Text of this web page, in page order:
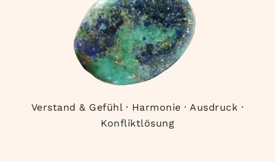
Verstand & Gefühl · Harmonie · Ausdruck ·
Konfliktlösung